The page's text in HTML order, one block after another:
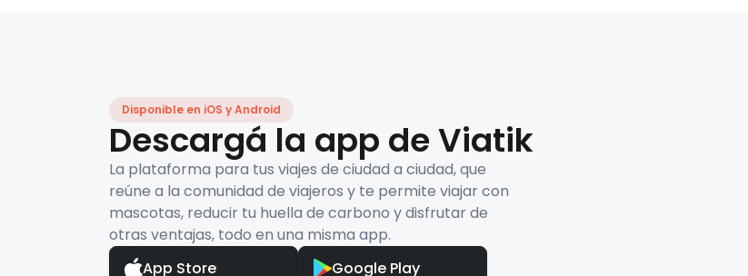
Disponible en iOS y Android
Descargá la app de Viatik
La plataforma para tus viajes de ciudad a ciudad, que
reúne a la comunidad de viajeros y te permite viajar con
mascotas, reducir tu huella de carbono y disfrutar de
otras ventajas, todo en una misma app.
App Store
Google Play